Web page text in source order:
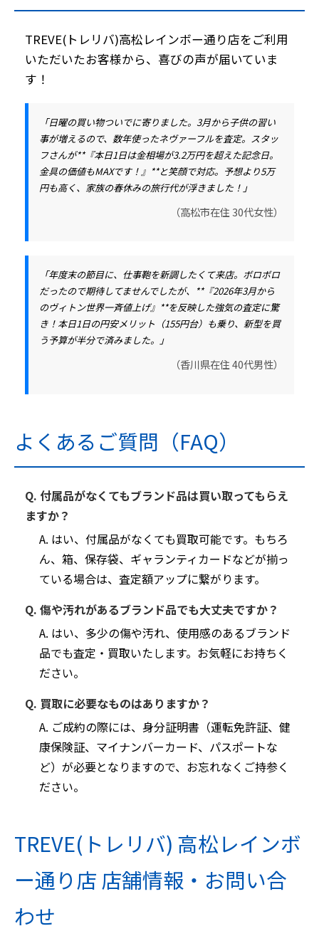
TREVE(トレリバ)高松レインボー通り店をご利用
いただいたお客様から、喜びの声が届いていま
す！
「日曜の買い物ついでに寄りました。3月から子供の習い
事が増えるので、数年使ったネヴァーフルを査定。スタッ
フさんが**『本日1日は金相場が3.2万円を超えた記念日。
金具の価値もMAXです！』**と笑顔で対応。予想より5万
円も高く、家族の春休みの旅行代が浮きました！」
（高松市在住 30代女性）
「年度末の節目に、仕事鞄を新調したくて来店。ボロボロ
だったので期待してませんでしたが、**『2026年3月から
のヴィトン世界一斉値上げ』**を反映した強気の査定に驚
き！本日1日の円安メリット（155円台）も乗り、新型を買
う予算が半分で済みました。」
（香川県在住 40代男性）
よくあるご質問（FAQ）
Q. 付属品がなくてもブランド品は買い取ってもらえ
ますか？
A. はい、付属品がなくても買取可能です。もちろ
ん、箱、保存袋、ギャランティカードなどが揃っ
ている場合は、査定額アップに繋がります。
Q. 傷や汚れがあるブランド品でも大丈夫ですか？
A. はい、多少の傷や汚れ、使用感のあるブランド
品でも査定・買取いたします。お気軽にお持ちく
ださい。
Q. 買取に必要なものはありますか？
A. ご成約の際には、身分証明書（運転免許証、健
康保険証、マイナンバーカード、パスポートな
ど）が必要となりますので、お忘れなくご持参く
ださい。
TREVE(トレリバ) 高松レインボ
ー通り店 店舗情報・お問い合
わせ